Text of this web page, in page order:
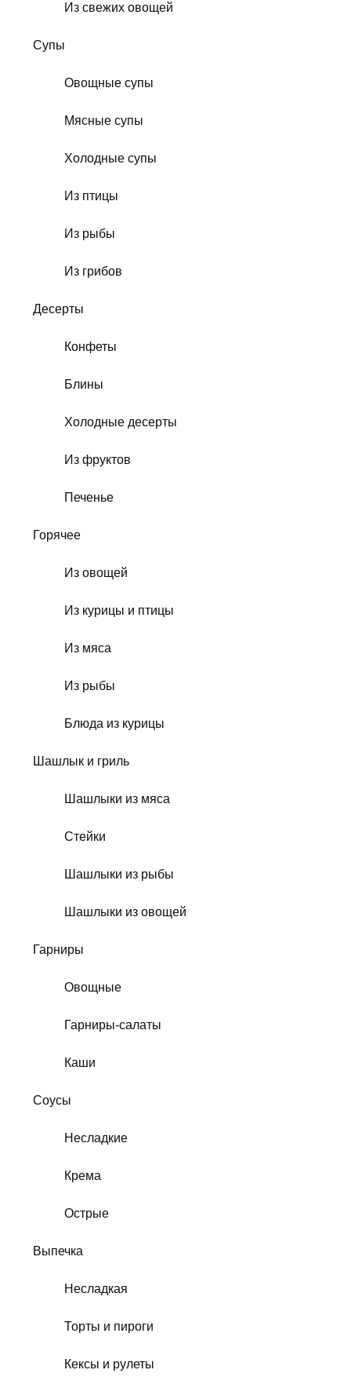
Из свежих овощей
Супы
Овощные супы
Мясные супы
Холодные супы
Из птицы
Из рыбы
Из грибов
Десерты
Конфеты
Блины
Холодные десерты
Из фруктов
Печенье
Горячее
Из овощей
Из курицы и птицы
Из мяса
Из рыбы
Блюда из курицы
Шашлык и гриль
Шашлыки из мяса
Стейки
Шашлыки из рыбы
Шашлыки из овощей
Гарниры
Овощные
Гарниры-салаты
Каши
Соусы
Несладкие
Крема
Острые
Выпечка
Несладкая
Торты и пироги
Кексы и рулеты